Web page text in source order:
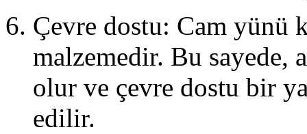
Çevre dostu: Cam
malzemedir. Bu sayede,
olur ve çevre dostu bir
edilir.